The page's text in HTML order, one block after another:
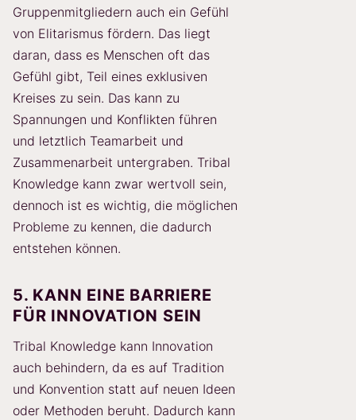
Gruppenmitgliedern auch ein Gefühl
von Elitarismus fördern. Das liegt
daran, dass es Menschen oft das
Gefühl gibt, Teil eines exklusiven
Kreises zu sein. Das kann zu
Spannungen und Konflikten führen
und letztlich Teamarbeit und
Zusammenarbeit untergraben. Tribal
Knowledge kann zwar wertvoll sein,
dennoch ist es wichtig, die möglichen
Probleme zu kennen, die dadurch
entstehen können.
5. KANN EINE BARRIERE
FÜR INNOVATION SEIN
Tribal Knowledge kann Innovation
auch behindern, da es auf Tradition
und Konvention statt auf neuen Ideen
oder Methoden beruht. Dadurch kann